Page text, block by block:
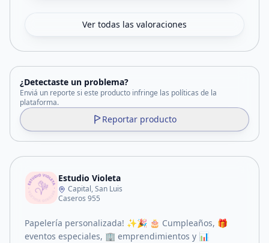
Ver todas las valoraciones
¿Detectaste un problema?
Enviá un reporte si este producto infringe las políticas de la
plataforma.
Reportar producto
Estudio Violeta
Capital, San Luis
Caseros 955
Papelería personalizada! ✨🎉 🎂 Cumpleaños, 🎁
eventos especiales, 🏢 emprendimientos y 📊